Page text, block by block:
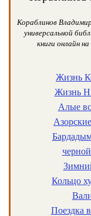
Кораблинов
универсальной
книги онлайн
Жизнь
Жизнь
Алые
Кольцо
Поездка